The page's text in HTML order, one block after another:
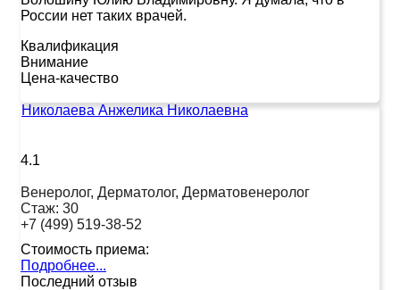
России нет таких врачей.
Квалификация
Внимание
Цена-качество
Николаева Анжелика Николаевна
4.1
Венеролог, Дерматолог, Дерматовенеролог
Стаж: 30
+7 (499) 519-38-52
Стоимость приема:
Подробнее...
Последний отзыв